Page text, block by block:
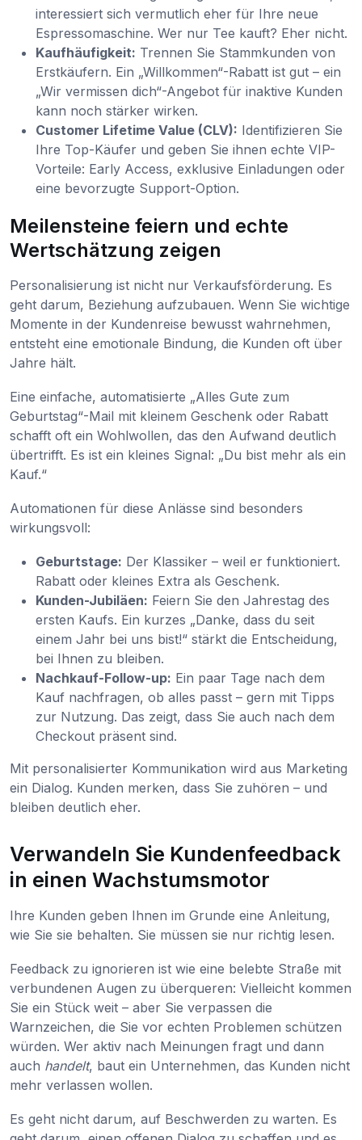
interessiert sich vermutlich eher für Ihre neue
Espressomaschine. Wer nur Tee kauft? Eher nicht.
Kaufhäufigkeit: Trennen Sie Stammkunden von
Erstkäufern. Ein „Willkommen“-Rabatt ist gut – ein
„Wir vermissen dich“-Angebot für inaktive Kunden
kann noch stärker wirken.
Customer Lifetime Value (CLV): Identifizieren Sie
Ihre Top-Käufer und geben Sie ihnen echte VIP-
Vorteile: Early Access, exklusive Einladungen oder
eine bevorzugte Support-Option.
Meilensteine feiern und echte
Wertschätzung zeigen
Personalisierung ist nicht nur Verkaufsförderung. Es
geht darum, Beziehung aufzubauen. Wenn Sie wichtige
Momente in der Kundenreise bewusst wahrnehmen,
entsteht eine emotionale Bindung, die Kunden oft über
Jahre hält.
Eine einfache, automatisierte „Alles Gute zum
Geburtstag“-Mail mit kleinem Geschenk oder Rabatt
schafft oft ein Wohlwollen, das den Aufwand deutlich
übertrifft. Es ist ein kleines Signal: „Du bist mehr als ein
Kauf.“
Automationen für diese Anlässe sind besonders
wirkungsvoll:
Geburtstage: Der Klassiker – weil er funktioniert.
Rabatt oder kleines Extra als Geschenk.
Kunden-Jubiläen: Feiern Sie den Jahrestag des
ersten Kaufs. Ein kurzes „Danke, dass du seit
einem Jahr bei uns bist!“ stärkt die Entscheidung,
bei Ihnen zu bleiben.
Nachkauf-Follow-up: Ein paar Tage nach dem
Kauf nachfragen, ob alles passt – gern mit Tipps
zur Nutzung. Das zeigt, dass Sie auch nach dem
Checkout präsent sind.
Mit personalisierter Kommunikation wird aus Marketing
ein Dialog. Kunden merken, dass Sie zuhören – und
bleiben deutlich eher.
Verwandeln Sie Kundenfeedback
in einen Wachstumsmotor
Ihre Kunden geben Ihnen im Grunde eine Anleitung,
wie Sie sie behalten. Sie müssen sie nur richtig lesen.
Feedback zu ignorieren ist wie eine belebte Straße mit
verbundenen Augen zu überqueren: Vielleicht kommen
Sie ein Stück weit – aber Sie verpassen die
Warnzeichen, die Sie vor echten Problemen schützen
würden. Wer aktiv nach Meinungen fragt und dann
auch handelt, baut ein Unternehmen, das Kunden nicht
mehr verlassen wollen.
Es geht nicht darum, auf Beschwerden zu warten. Es